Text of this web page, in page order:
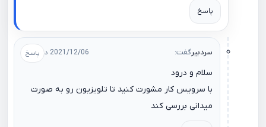
پاسخ
سردبیرگفت: 2021/12/06 در 11:34
سلام و درود
با سرویس کار مشورت کنید تا تلویزیون رو به صورت
میدانی بررسی کند